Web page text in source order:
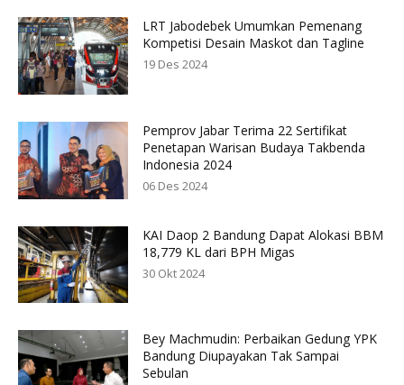
LRT Jabodebek Umumkan Pemenang
Kompetisi Desain Maskot dan Tagline
19 Des 2024
Pemprov Jabar Terima 22 Sertifikat
Penetapan Warisan Budaya Takbenda
Indonesia 2024
06 Des 2024
KAI Daop 2 Bandung Dapat Alokasi BBM
18,779 KL dari BPH Migas
30 Okt 2024
Bey Machmudin: Perbaikan Gedung YPK
Bandung Diupayakan Tak Sampai
Sebulan